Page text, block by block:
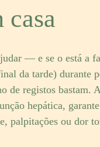
— e se o está a
da tarde) durante
de registos bastam.
hepática,
palpitações ou dor